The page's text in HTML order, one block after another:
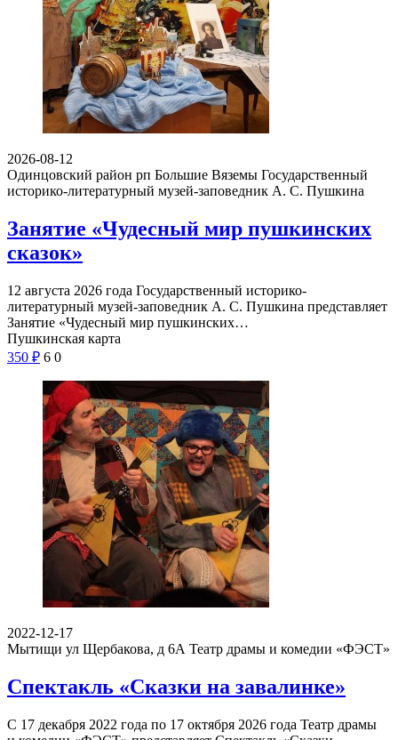
2026-08-12
Одинцовский район рп Большие Вяземы Государственный
историко-литературный музей-заповедник А. С. Пушкина
Занятие «Чудесный мир пушкинских
сказок»
12 августа 2026 года Государственный историко-
литературный музей-заповедник А. С. Пушкина представляет
Занятие «Чудесный мир пушкинских…
Пушкинская карта
350 ₽ 6 0
2022-12-17
Мытищи ул Щербакова, д 6А Театр драмы и комедии «ФЭСТ»
Спектакль «Сказки на завалинке»
С 17 декабря 2022 года по 17 октября 2026 года Театр драмы